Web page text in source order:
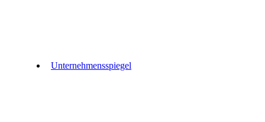
Unternehmensspiegel